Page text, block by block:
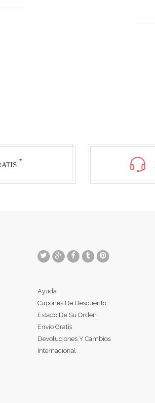
*
Ayuda
Cupones De Descuento
Estado De Su Orden
Envío Gratis
Devoluciones Y Cambios
Internacional